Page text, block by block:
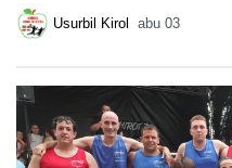
Usurbil Kirol abu 03